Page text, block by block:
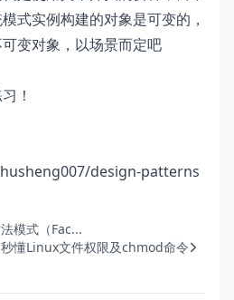
式实例构建的对象是可变的，
变对象，以场景而定吧
！
design-patterns
模式（Fac...
秒懂Linux文件权限及chmod命令